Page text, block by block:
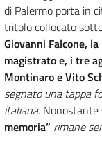
di Palermo porta in
tritolo collocato
Giovanni Falcone,
magistrato e, i tre
Montinaro e Vito
segnato una tappa
italiana. Nonostante
memoria” rimane